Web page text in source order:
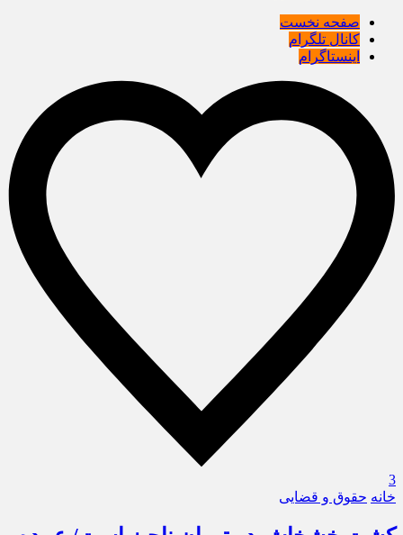
صفحه نخست
کانال تلگرام
اینستاگرام
3
خانه حقوق و قضایی